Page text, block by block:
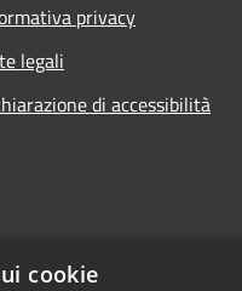
privacy
legali
di accessibilità
cookie